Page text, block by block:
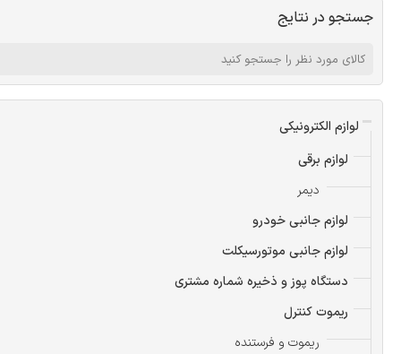
جستجو در نتایج
لوازم الکترونیکی
لوازم برقی
دیمر
لوازم جانبی خودرو
لوازم جانبی موتورسیکلت
دستگاه پوز و ذخیره شماره مشتری
ریموت کنترل
ریموت و فرستنده